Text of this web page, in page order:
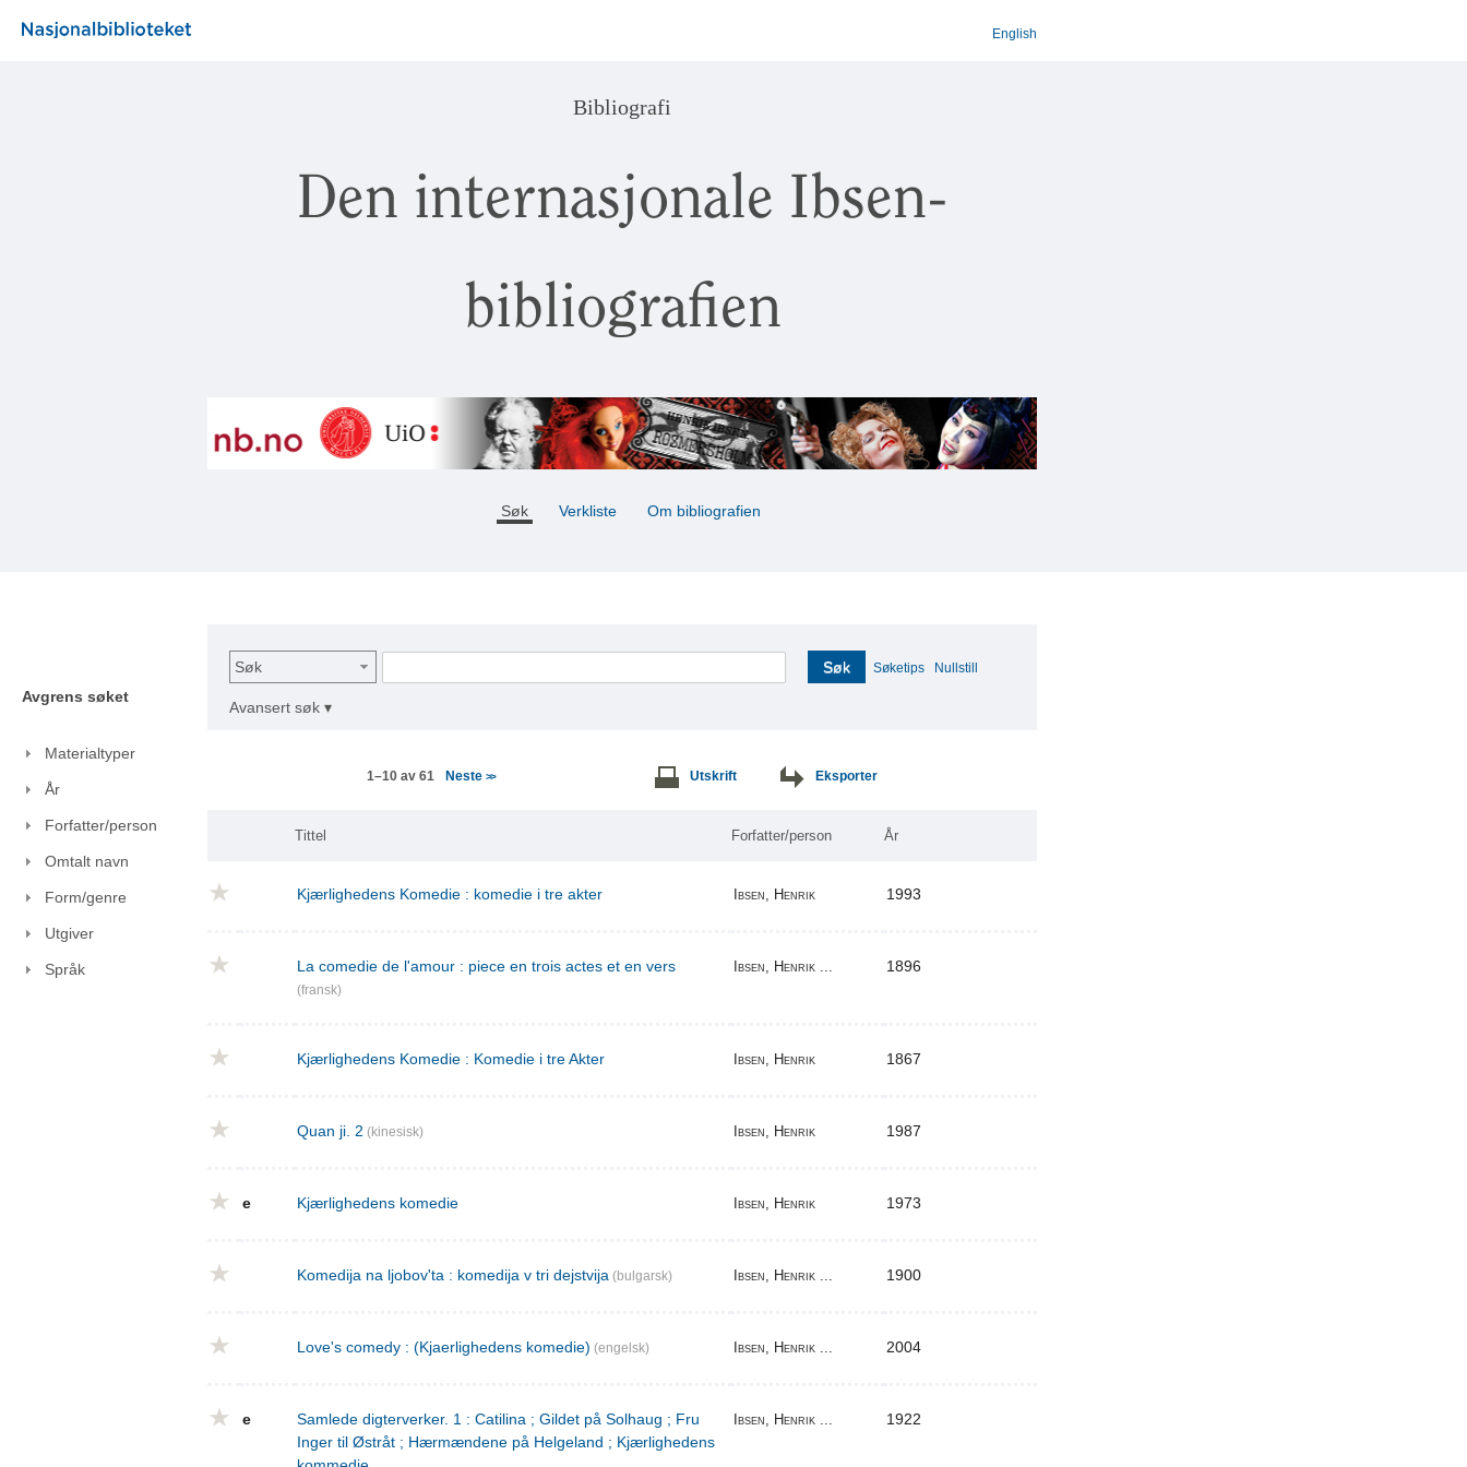
English
Bibliografi
Den internasjonale Ibsen-
bibliografien
Søk Verkliste Om bibliografien
Avgrens søket
Materialtyper
År
Forfatter/person
Omtalt navn
Form/genre
Utgiver
Språk
Søk Søk Søketips Nullstill
Avansert søk ▾
1–10 av 61 Neste>> Utskrift Eksporter
Tittel Forfatter/person År
Kjærlighedens Komedie : komedie i tre akter Ibsen, Henrik 1993
La comedie de l'amour : piece en trois actes et en vers
(fransk)
Ibsen, Henrik ... 1896
Kjærlighedens Komedie : Komedie i tre Akter Ibsen, Henrik 1867
Quan ji. 2 (kinesisk) Ibsen, Henrik 1987
e Kjærlighedens komedie Ibsen, Henrik 1973
Komedija na ljobov'ta : komedija v tri dejstvija (bulgarsk) Ibsen, Henrik ... 1900
Love's comedy : (Kjaerlighedens komedie) (engelsk) Ibsen, Henrik ... 2004
e
Samlede digterverker. 1 : Catilina ; Gildet på Solhaug ; Fru
Inger til Østråt ; Hærmændene på Helgeland ; Kjærlighedens
Ibsen, Henrik ... 1922